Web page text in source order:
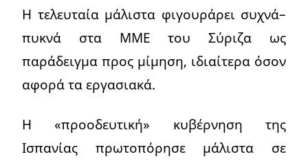
Η τελευταία μάλιστα φιγουράρει συχνά–
πυκνά στα ΜΜΕ του Σύριζα ως
παράδειγμα προς μίμηση, ιδιαίτερα όσον
αφορά τα εργασιακά.
Η «προοδευτική» κυβέρνηση της
Ισπανίας πρωτοπόρησε μάλιστα σε